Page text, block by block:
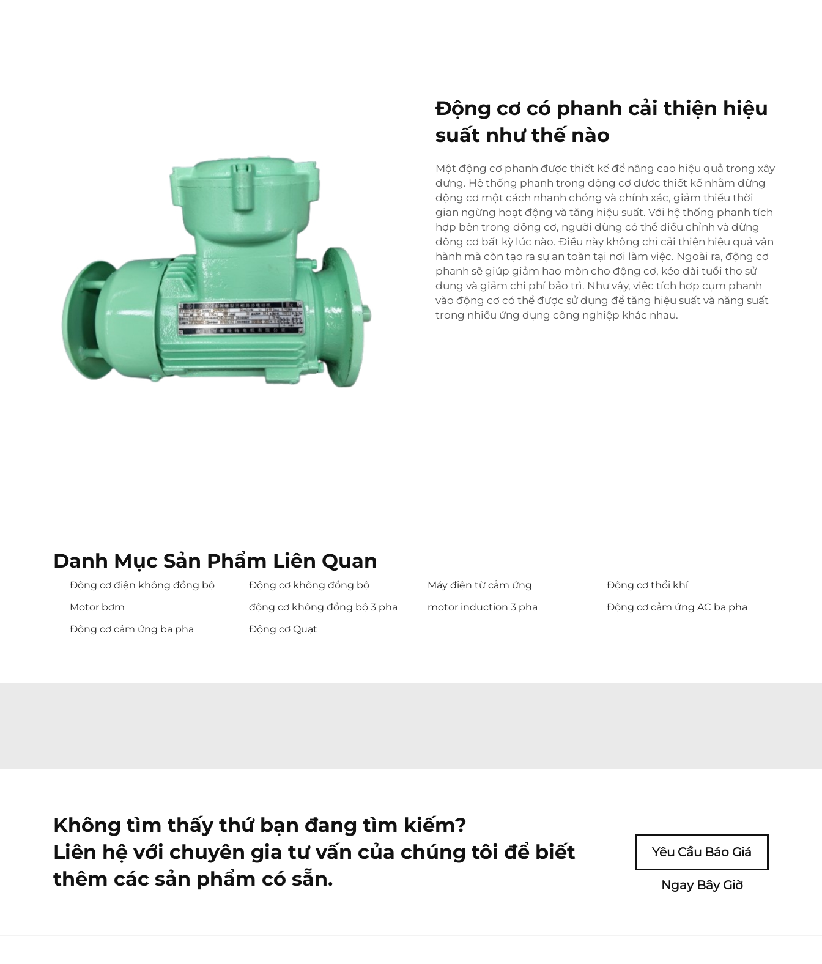
Động cơ có phanh cải thiện hiệu
suất như thế nào
Một động cơ phanh được thiết kế để nâng cao hiệu quả trong xây
dựng. Hệ thống phanh trong động cơ được thiết kế nhằm dừng
động cơ một cách nhanh chóng và chính xác, giảm thiểu thời
gian ngừng hoạt động và tăng hiệu suất. Với hệ thống phanh tích
hợp bên trong động cơ, người dùng có thể điều chỉnh và dừng
động cơ bất kỳ lúc nào. Điều này không chỉ cải thiện hiệu quả vận
hành mà còn tạo ra sự an toàn tại nơi làm việc. Ngoài ra, động cơ
phanh sẽ giúp giảm hao mòn cho động cơ, kéo dài tuổi thọ sử
dụng và giảm chi phí bảo trì. Như vậy, việc tích hợp cụm phanh
vào động cơ có thể được sử dụng để tăng hiệu suất và năng suất
trong nhiều ứng dụng công nghiệp khác nhau.
Danh Mục Sản Phẩm Liên Quan
Động cơ điện không đồng bộ Động cơ không đồng bộ Máy điện từ cảm ứng
Động cơ thổi khí
Motor bơm
động cơ không đồng bộ 3 pha motor induction 3 pha
Động cơ cảm ứng AC ba pha
Động cơ cảm ứng ba pha
Động cơ Quạt
Không tìm thấy thứ bạn đang tìm kiếm?
Liên hệ với chuyên gia tư vấn của chúng tôi để biết
thêm các sản phẩm có sẵn.
Yêu Cầu Báo Giá
Ngay Bây Giờ